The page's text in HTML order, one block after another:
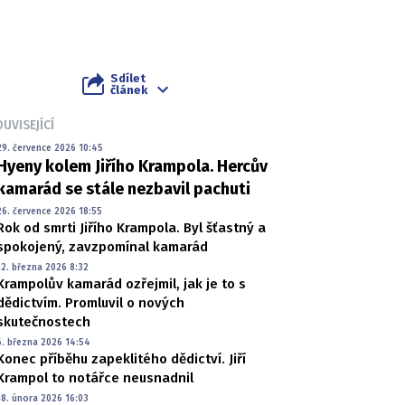
Sdílet
článek
července 2026 10:45
kolem Jiřího Krampola. Hercův
se stále nezbavil pachuti
července 2026 18:55
od smrti Jiřího Krampola. Byl šťastný a
zavzpomínal kamarád
března 2026 8:32
kamarád ozřejmil, jak je to s
Promluvil o nových
března 2026 14:54
příběhu zapeklitého dědictví. Jiří
to notářce neusnadnil
února 2026 16:03